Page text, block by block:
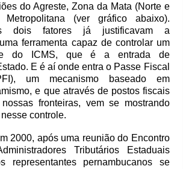
do Agreste, Zona da Mata (Norte e
(ver gráfico abaixo).
dois fatores já justificavam a
ferramenta capaz de controlar um
do ICMS, que é a entrada de
E é aí onde entra o Passe Fiscal
um mecanismo baseado em
e que através de postos fiscais
fronteiras, vem se mostrando
controle.
2000, após uma reunião do Encontro
Tributários Estaduais
representantes pernambucanos se